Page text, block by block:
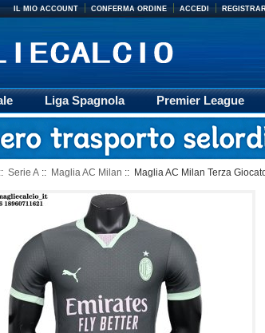
IL MIO ACCOUNT CONFERMA ORDINE ACCEDI
Liga Spagnola Premier League
Retro
:: Serie A :: Maglia AC Milan :: Maglia AC Milan Terza